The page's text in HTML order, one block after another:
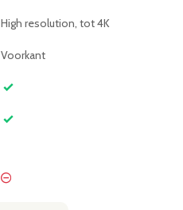
High resolution, tot 4K
Voorkant